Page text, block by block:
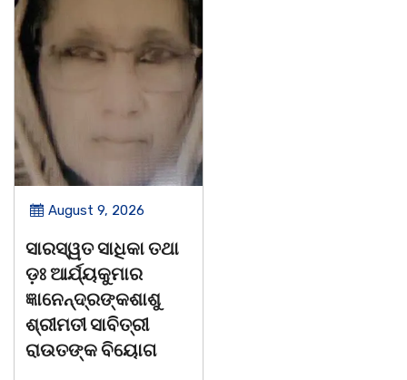
August 9, 2026
ସାରସ୍ୱତ ସାଧିକା ତଥା
ଡ଼ଃ ଆର୍ଯ୍ୟକୁମାର
ଜ୍ଞାନେନ୍ଦ୍ରଙ୍କଶାଶୁ
ଶ୍ରୀମତୀ ସାବିତ୍ରୀ
ରାଉତଙ୍କ ବିୟୋଗ